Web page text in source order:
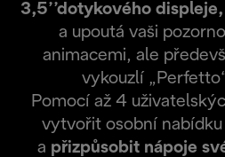
3,5’’dotykového displeje,
a upoutá vaši
animacemi, ale
vykouzlí
Pomocí až 4
vytvořit osobní
a přizpůsobit nápoje